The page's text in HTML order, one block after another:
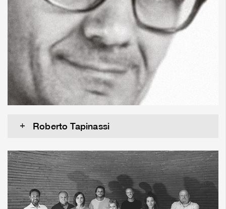
Roberto Tapinassi